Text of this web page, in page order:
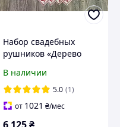
Набор свадебных
рушников «Дерево
В наличии
5.0 (1)
от 1021 ₴/мес